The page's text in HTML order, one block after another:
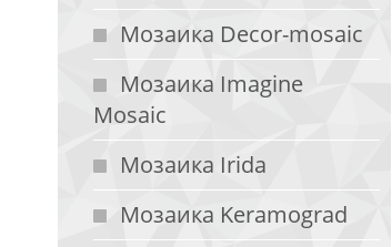
Мозаика Decor-mosaic
Мозаика Imagine
Mosaic
Мозаика Irida
Мозаика Keramograd